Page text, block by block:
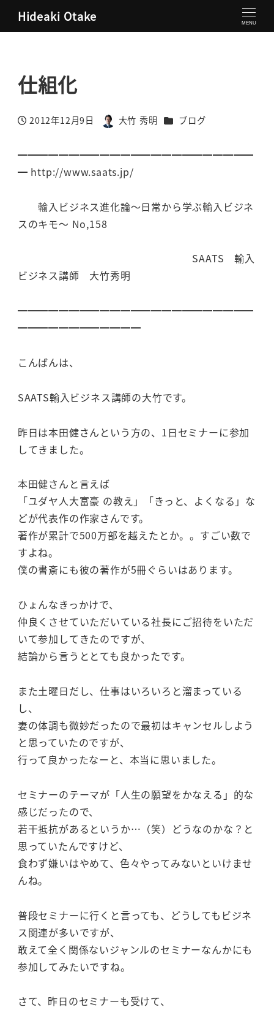
Hideaki Otake MENU
大竹秀明 公式サイト
仕組化
投稿日
2012年12月9日
著
大竹 秀明 カテゴリー
ブログ
━━━━━━━━━━━━━━━━━━━━━━━
━ http://www.saats.jp/
輸入ビジネス進化論～日常から学ぶ輸入ビジネ
スのキモ～ No,158
SAATS 輸入
ビジネス講師 大竹秀明
━━━━━━━━━━━━━━━━━━━━━━━
━━━━━━━━━━━━
こんばんは、
SAATS輸入ビジネス講師の大竹です。
昨日は本田健さんという方の、1日セミナーに参加
してきました。
本田健さんと言えば
「ユダヤ人大富豪 の教え」「きっと、よくなる」な
どが代表作の作家さんです。
著作が累計で500万部を越えたとか。。すごい数で
すよね。
僕の書斎にも彼の著作が5冊ぐらいはあります。
ひょんなきっかけで、
仲良くさせていただいている社長にご招待をいただ
いて参加してきたのですが、
結論から言うととても良かったです。
また土曜日だし、仕事はいろいろと溜まっている
し、
妻の体調も微妙だったので最初はキャンセルしよう
と思っていたのですが、
行って良かったなーと、本当に思いました。
セミナーのテーマが「人生の願望をかなえる」的な
感じだったので、
若干抵抗があるというか…（笑）どうなのかな？と
思っていたんですけど、
食わず嫌いはやめて、色々やってみないといけませ
んね。
普段セミナーに行くと言っても、どうしてもビジネ
ス関連が多いですが、
敢えて全く関係ないジャンルのセミナーなんかにも
参加してみたいですね。
さて、昨日のセミナーも受けて、